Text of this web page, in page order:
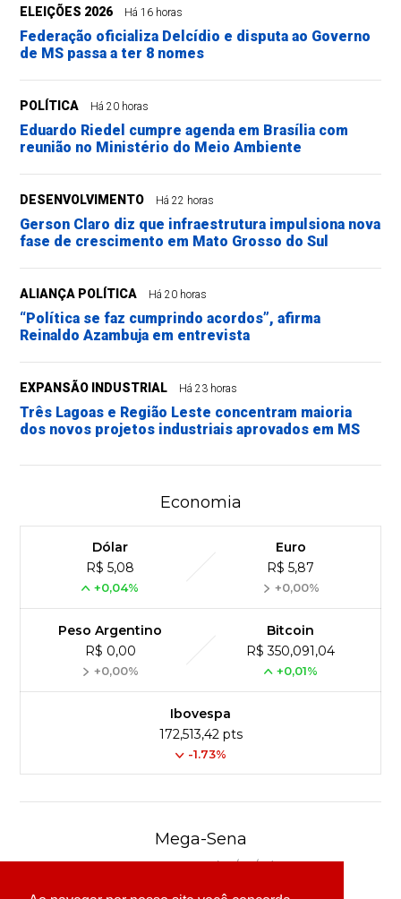
ELEIÇÕES 2026 Há 16 horas
Federação oficializa Delcídio e disputa ao Governo
de MS passa a ter 8 nomes
POLÍTICA Há 20 horas
Eduardo Riedel cumpre agenda em Brasília com
reunião no Ministério do Meio Ambiente
DESENVOLVIMENTO Há 22 horas
Gerson Claro diz que infraestrutura impulsiona nova
fase de crescimento em Mato Grosso do Sul
ALIANÇA POLÍTICA Há 20 horas
“Política se faz cumprindo acordos”, afirma
Reinaldo Azambuja em entrevista
EXPANSÃO INDUSTRIAL Há 23 horas
Três Lagoas e Região Leste concentram maioria
dos novos projetos industriais aprovados em MS
Economia
Dólar
R$ 5,08
+0,04%
Euro
R$ 5,87
+0,00%
Peso Argentino
R$ 0,00
+0,00%
Bitcoin
R$ 350,091,04
+0,01%
Ibovespa
172,513,42 pts
-1.73%
Mega-Sena
Concurso 3041 (06/08/26)